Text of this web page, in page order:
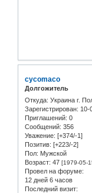
cycomaco
Долгожитель
Откуда: Украина г.
Зарегистрирован: 10-
Приглашений: 0
Сообщений: 356
Уважение: [+374/-1]
Позитив: [+223/-2]
Пол: Мужской
Возраст: 47 [1979-05-
Провел на форуме:
12 дней 6 часов
Последний визит: